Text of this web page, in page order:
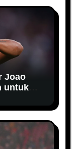
Joao
untuk